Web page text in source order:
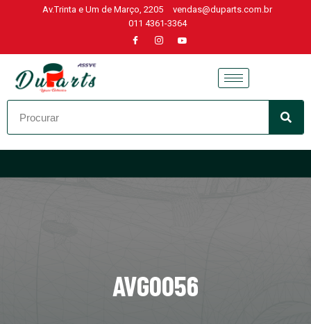
to
content
Av.Trinta e Um de Março, 2205
vendas@duparts.com.br
011 4361-3364
AVG0056